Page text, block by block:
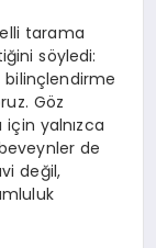
tarama
söyledi:
bilinçlendirme
Göz
için yalnızca
de
değil,